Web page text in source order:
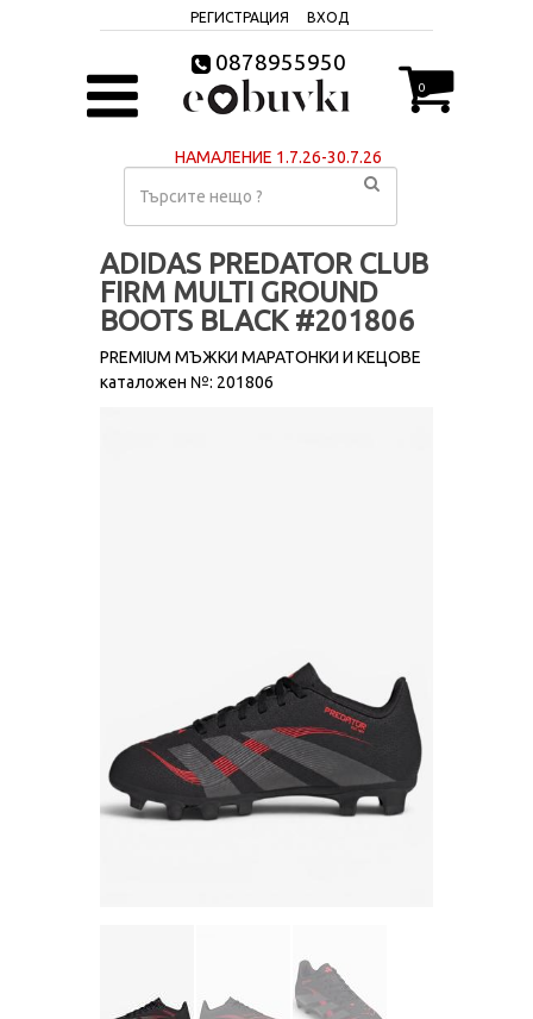
РЕГИСТРАЦИЯ ВХОД
0878955950
0
НАМАЛЕНИЕ 1.7.26-30.7.26
ADIDAS PREDATOR CLUB
FIRM MULTI GROUND
BOOTS BLACK #201806
PREMIUM МЪЖКИ МАРАТОНКИ И КЕЦОВЕ
каталожен №: 201806